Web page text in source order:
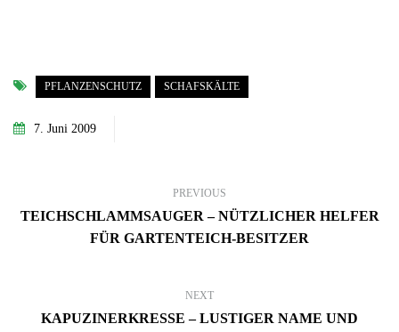
PFLANZENSCHUTZ SCHAFSKÄLTE
7. Juni 2009
PREVIOUS
TEICHSCHLAMMSAUGER – NÜTZLICHER HELFER
FÜR GARTENTEICH-BESITZER
NEXT
KAPUZINERKRESSE – LUSTIGER NAME UND